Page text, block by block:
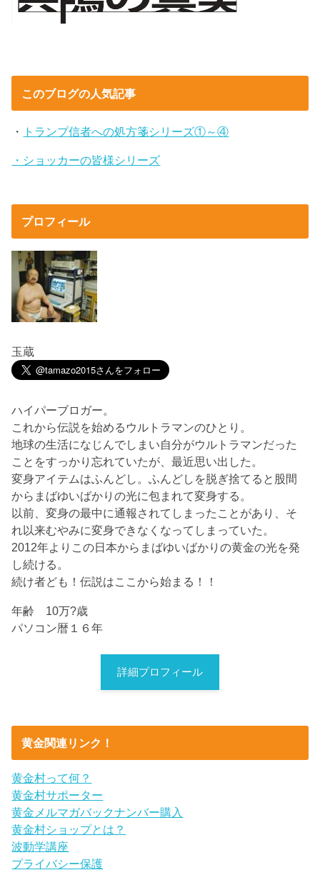
このブログの人気記事
・ トランプ信者への処方箋シリーズ①～④
・ショッカーの皆様シリーズ
プロフィール
玉蔵
ハイパーブロガー。
これから伝説を始めるウルトラマンのひとり。
地球の生活になじんでしまい自分がウルトラマンだった
ことをすっかり忘れていたが、最近思い出した。
変身アイテムはふんどし。ふんどしを脱ぎ捨てると股間
からまばゆいばかりの光に包まれて変身する。
以前、変身の最中に通報されてしまったことがあり、そ
れ以来むやみに変身できなくなってしまっていた。
2012年よりこの日本からまばゆいばかりの黄金の光を発
し続ける。
続け者ども！伝説はここから始まる！！
年齢 10万?歳
パソコン暦１６年
詳細プロフィール
黄金関連リンク！
黄金村って何？
黄金村サポーター
黄金メルマガバックナンバー購入
黄金村ショップとは？
波動学講座
プライバシー保護